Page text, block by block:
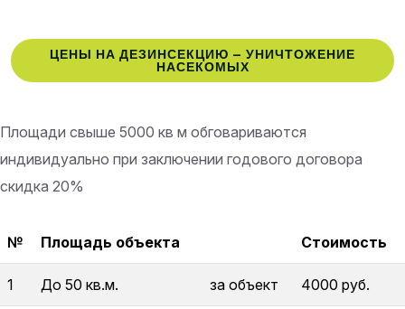
ЦЕНЫ НА ДЕЗИНСЕКЦИЮ – УНИЧТОЖЕНИЕ
НАСЕКОМЫХ
Площади свыше 5000 кв м обговариваются
индивидуально при заключении годового договора
скидка 20%
№ Площадь объекта Стоимость
1 До 50 кв.м. за объект 4000 руб.